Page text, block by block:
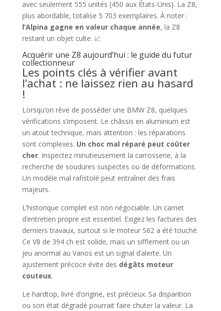
avec seulement 555 unités (450 aux États-Unis). La Z8,
plus abordable, totalise 5 703 exemplaires. À noter :
l’Alpina gagne en valeur chaque année, la Z8
restant un objet culte. 📈
Acquérir une Z8 aujourd’hui : le guide du futur
collectionneur
Les points clés à vérifier avant
l’achat : ne laissez rien au hasard
!
Lorsqu’on rêve de posséder une BMW Z8, quelques
vérifications s’imposent. Le châssis en aluminium est
un atout technique, mais attention : les réparations
sont complexes. Un choc mal réparé peut coûter
cher. Inspectez minutieusement la carrosserie, à la
recherche de soudures suspectes ou de déformations.
Un modèle mal rafistolé peut entraîner des frais
majeurs.
L’historique complet est non négociable. Un carnet
d’entretien propre est essentiel. Exigez les factures des
derniers travaux, surtout si le moteur S62 a été touché.
Ce V8 de 394 ch est solide, mais un sifflement ou un
jeu anormal au Vanos est un signal d’alerte. Un
ajustement précoce évite des dégâts moteur
couteux.
Le hardtop, livré d’origine, est précieux. Sa disparition
ou son état dégradé pourrait faire chuter la valeur. La